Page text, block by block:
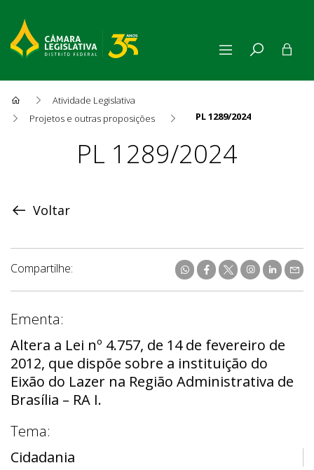
Atividade Legislativa
Projetos e outras proposições
PL 1289/2024
ProposiçãoPL 1289/2024
Voltar
Compartilhe:
Ementa:
Altera a Lei nº 4.757, de 14 de fevereiro de
2012, que dispõe sobre a instituição do
Eixão do Lazer na Região Administrativa de
Brasília – RA I.
Tema:
Cidadania